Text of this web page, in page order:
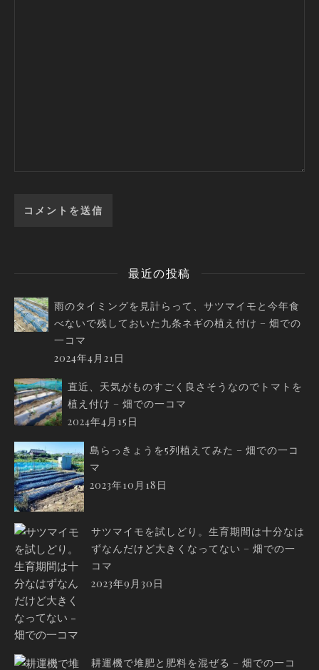
最近の投稿
雨のタイミングを見計らって、サツマイモと今年食
べないで残しておいた九条ネギの植え付け – 畑での
一コマ
2024年4月21日
直近、天気がものすごく良さそうなのでトマトを
植え付け – 畑での一コマ
2024年4月15日
島らっきょうを5列植えてみた – 畑での一コ
マ
2023年10月18日
サツマイモを試しどり。生育期間は十分なは
ずなんだけど大きくなってない – 畑での一
コマ
2023年9月30日
耕運機で堆肥と肥料を混ぜる – 畑での一コ